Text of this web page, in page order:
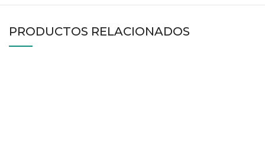
PRODUCTOS RELACIONADOS